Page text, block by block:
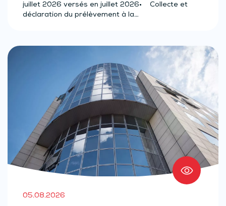
juillet 2026 versés en juillet 2026• Collecte et
déclaration du prélèvement à la…
05.08.2026